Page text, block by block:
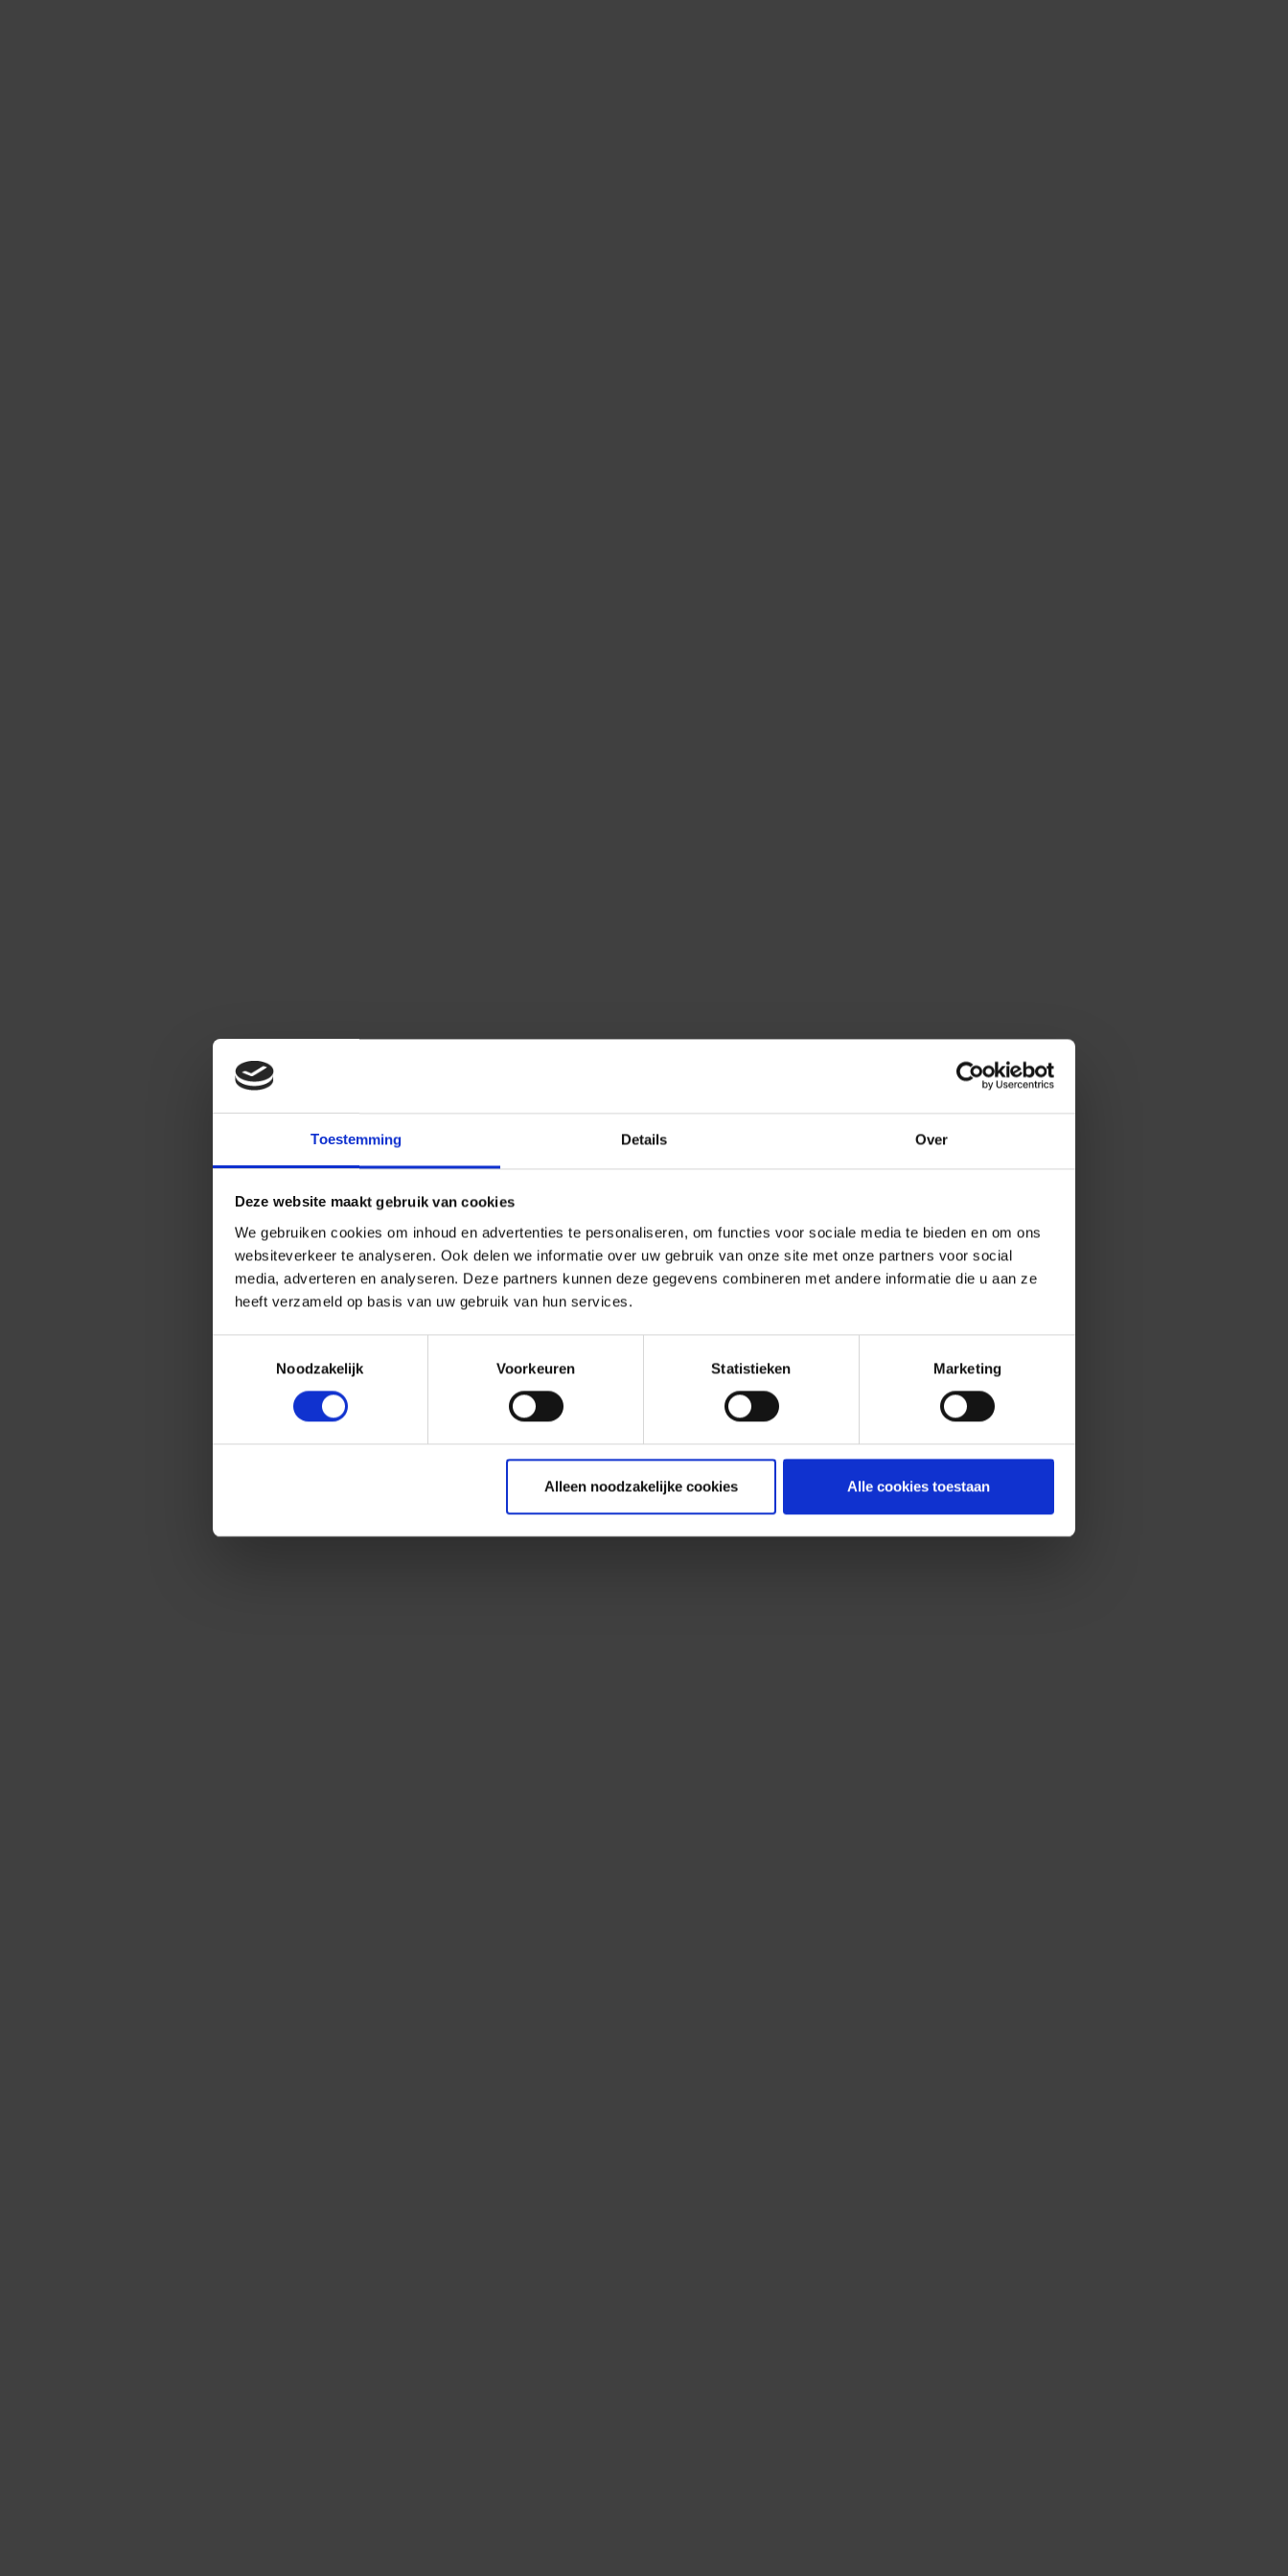
Toestemming Details Over
Deze website maakt gebruik van cookies
We gebruiken cookies om inhoud en advertenties te personaliseren, om functies voor sociale media te bieden en om ons
websiteverkeer te analyseren. Ook delen we informatie over uw gebruik van onze site met onze partners voor social
media, adverteren en analyseren. Deze partners kunnen deze gegevens combineren met andere informatie die u aan ze
heeft verzameld op basis van uw gebruik van hun services.
Noodzakelijk
Voorkeuren Statistieken Marketing
Alleen noodzakelijke cookies Alle cookies toestaan